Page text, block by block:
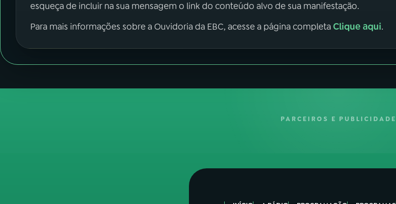
esqueça de incluir na sua mensagem o link do conteúdo alvo de sua manifestação.
Para mais informações sobre a Ouvidoria da EBC, acesse a página completaClique aqui.
PARCEIROS E PUBLICIDADE